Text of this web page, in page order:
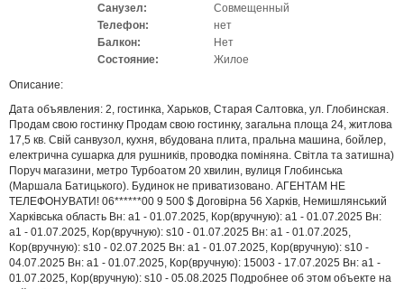
Санузел:
Совмещенный
Телефон:
нет
Балкон:
Нет
Состояние:
Жилое
Описание:
Дата объявления: 2, гостинка, Харьков, Старая Салтовка, ул. Глобинская.
Продам свою гостинку Продам свою гостинку, загальна площа 24, житлова
17,5 кв. Свій санвузол, кухня, вбудована плита, пральна машина, бойлер,
електрична сушарка для рушників, проводка поміняна. Світла та затишна)
Поруч магазини, метро Турбоатом 20 хвилин, вулиця Глобинська
(Маршала Батицького). Будинок не приватизовано. АГЕНТАМ НЕ
ТЕЛЕФОНУВАТИ! 06******00 9 500 $ Договірна 56 Харків, Немишлянський
Харківська область Вн: a1 - 01.07.2025, Кор(вручную): a1 - 01.07.2025 Вн:
a1 - 01.07.2025, Кор(вручную): s10 - 01.07.2025 Вн: a1 - 01.07.2025,
Кор(вручную): s10 - 02.07.2025 Вн: a1 - 01.07.2025, Кор(вручную): s10 -
04.07.2025 Вн: a1 - 01.07.2025, Кор(вручную): 15003 - 17.07.2025 Вн: a1 -
01.07.2025, Кор(вручную): s10 - 05.08.2025 Подробнее об этом объекте на